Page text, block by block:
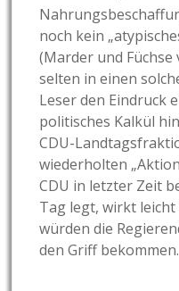
noch kein
(Marder und
selten in einen
Leser den Eindruck
politisches Kalkül
CDU-
wiederholten
CDU in letzter Zeit
Tag legt, wirkt leicht
würden die
den Griff bekommen.